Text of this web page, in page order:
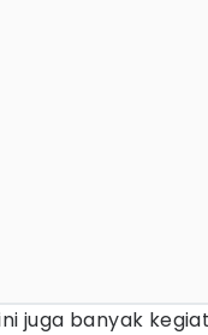
juga banyak